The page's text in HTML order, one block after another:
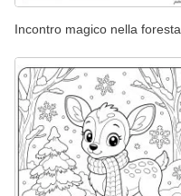
Incontro magico nella foresta